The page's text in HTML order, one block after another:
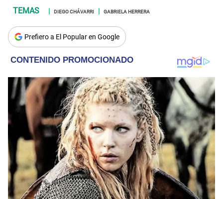
DIEGO CHÁVARRI GABRIELA HERRERA
Prefiero a El Popular en Google